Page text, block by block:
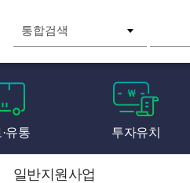
유통 투자유치
일반지원사업